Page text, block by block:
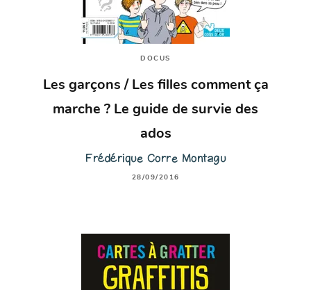
DOCUS
Les garçons / Les filles comment ça
marche ? Le guide de survie des
ados
Frédérique Corre Montagu
28/09/2016